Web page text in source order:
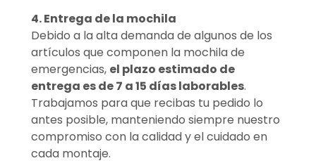
4. Entrega de la mochila
Debido a la alta demanda de algunos de los
artículos que componen la mochila de
emergencias, el plazo estimado de
entrega es de 7 a 15 días laborables.
Trabajamos para que recibas tu pedido lo
antes posible, manteniendo siempre nuestro
compromiso con la calidad y el cuidado en
cada montaje.